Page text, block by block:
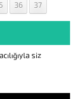
36 37
siz